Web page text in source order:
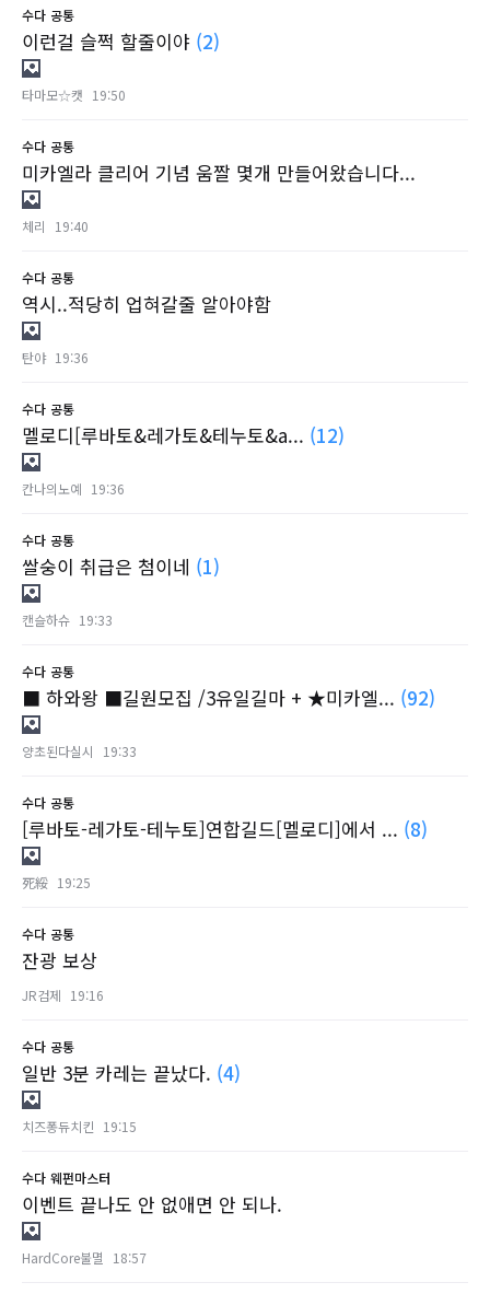
수다 공통
이런걸 슬쩍 할줄이야 (2)
타마모☆캣 19:50
수다 공통
미카엘라 클리어 기념 움짤 몇개 만들어왔습니다...
체리 19:40
수다 공통
역시..적당히 업혀갈줄 알아야함
탄야 19:36
수다 공통
멜로디[루바토&레가토&테누토&a... (12)
칸나의노예 19:36
수다 공통
쌀숭이 취급은 첨이네 (1)
캔슬하슈 19:33
수다 공통
■ 하와왕 ■길원모집 /3유일길마 + ★미카엘... (92)
양초된다실시 19:33
수다 공통
[루바토-레가토-테누토]연합길드[멜로디]에서 ... (8)
死綏 19:25
수다 공통
잔광 보상
JR검제 19:16
수다 공통
일반 3분 카레는 끝났다. (4)
치즈퐁듀치킨 19:15
수다 웨펀마스터
이벤트 끝나도 안 없애면 안 되나.
HardCore불멸 18:57